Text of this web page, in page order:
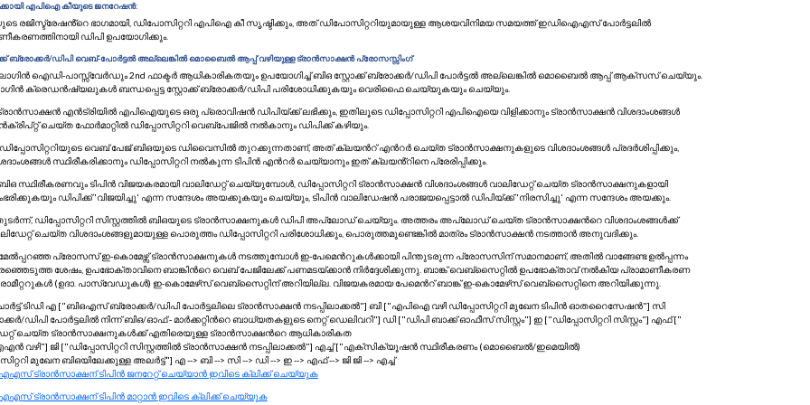
എപിഐ കീയുടെ ജനറേഷൻ:
രജിസ്ട്രേഷൻ്റെ ഭാഗമായി, ഡിപോസിറ്ററി എപിഐ കീ സൃഷ്ടിക്കും, അത് ഡിപോസിറ്ററിയുമായുള്ള ആശയവിനിമയ സമയത്ത് ഇഡിഐഎസ് പോർട്ടലിൽ
ഡിപി ഉപയോഗിക്കും.
ബ്രോക്കർ/ഡിപി വെബ്-പോർട്ടൽ അല്ലെങ്കിൽ മൊബൈൽ ആപ്പ് വഴിയുള്ള ട്രാൻസാക്ഷൻ പ്രോസസ്സിംഗ്
ഐഡി-പാസ്സ്‌വേർഡും 2nd ഫാക്ടർ ആധികാരികതയും ഉപയോഗിച്ച് ബിഒ സ്റ്റോക്ക് ബ്രോക്കർ/ഡിപി പോർട്ടൽ അല്ലെങ്കിൽ മൊബൈൽ ആപ്പ് ആക്സസ് ചെയ്യും.
ക്രെഡൻഷ്യലുകൾ ബന്ധപ്പെട്ട സ്റ്റോക്ക് ബ്രോക്കർ/ഡിപി പരിശോധിക്കുകയും വെരിഫൈ ചെയ്യുകയും ചെയ്യും.
എൻട്രിയിൽ എപിഐയുടെ ഒരു പ്രൊവിഷൻ ഡിപിയ്ക്ക് ലഭിക്കും, ഇതിലൂടെ ഡിപ്പോസിറ്ററി എപിഐയെ വിളിക്കാനും ട്രാൻസാക്ഷൻ വിശദാംശങ്ങൾ
ചെയ്ത ഫോർമാറ്റിൽ ഡിപ്പോസിറ്ററി വെബ്‌പേജിൽ നൽകാനും ഡിപിക്ക് കഴിയും.
ഡിപ്പോസിറ്ററിയുടെ വെബ് പേജ് ബിഒയുടെ ഡിവൈസിൽ തുറക്കുന്നതാണ്, അത് ക്ലയന്‍റ് എന്‍റർ ചെയ്ത ട്രാൻസാക്ഷനുകളുടെ വിശദാംശങ്ങൾ പ്രദർശിപ്പിക്കും,
സ്ഥിരീകരിക്കാനും ഡിപ്പോസിറ്ററി നൽകുന്ന ടിപിൻ എന്‍റർ ചെയ്യാനും ഇത് ക്ലയൻ്റിനെ പ്രേരിപ്പിക്കും.
ബിഒ സ്ഥിരീകരണവും ടിപിൻ വിജയകരമായി വാലിഡേറ്റ് ചെയ്യുമ്പോൾ, ഡിപ്പോസിറ്ററി ട്രാൻസാക്ഷൻ വിശദാംശങ്ങൾ വാലിഡേറ്റ് ചെയ്ത ട്രാൻസാക്ഷനുകളായി
ഡിപിക്ക് 'വിജയിച്ചു' എന്ന സന്ദേശം അയക്കുകയും ചെയ്യും, ടിപിൻ വാലിഡേഷൻ പരാജയപ്പെട്ടാൽ ഡിപിയ്ക്ക് 'നിരസിച്ചു' എന്ന സന്ദേശം അയക്കും.
ഡിപ്പോസിറ്ററി സിസ്റ്റത്തിൽ ബിഒയുടെ ട്രാൻസാക്ഷനുകൾ ഡിപി അപ്‌ലോഡ് ചെയ്യും. അത്തരം അപ്‌ലോഡ് ചെയ്ത ട്രാൻസാക്ഷന്‍റെ വിശദാംശങ്ങൾക്ക്
ചെയ്ത വിശദാംശങ്ങളുമായുള്ള പൊരുത്തം ഡിപ്പോസിറ്ററി പരിശോധിക്കും, പൊരുത്തമുണ്ടെങ്കിൽ മാത്രം ട്രാൻസാക്ഷൻ നടത്താൻ അനുവദിക്കും.
മേൽപ്പറഞ്ഞ പ്രോസസ് ഇ-കൊമേഴ്സ് ട്രാൻസാക്ഷനുകൾ നടത്തുമ്പോൾ ഇ-പേമെന്‍റുകൾക്കായി പിന്തുടരുന്ന പ്രോസസിന് സമാനമാണ്, അതിൽ വാങ്ങേണ്ട ഉൽപ്പന്നം
ശേഷം, ഉപഭോക്താവിനെ ബാങ്കിന്‍റെ വെബ് പേജിലേക്ക് പണമടയ്ക്കാൻ നിർദ്ദേശിക്കുന്നു. ബാങ്ക് വെബ്‌സൈറ്റിൽ ഉപഭോക്താവ് നൽകിയ പ്രാമാണീകരണ
(ഉദാ. പാസ്‌വേഡുകൾ) ഇ-കൊമേഴ്‌സ് വെബ്‌സൈറ്റിന് അറിയില്ല. വിജയകരമായ പേമെന്‍റ് ബാങ്ക് ഇ-കൊമേഴ്‌സ് വെബ്‌സൈറ്റിനെ അറിയിക്കുന്നു.
ടിഡി എ ["ബിഒഎസ് ബ്രോക്കർ/ഡിപി പോർട്ടലിലെ ട്രാൻസാക്ഷൻ നടപ്പിലാക്കൽ"] ബി ["എപിഐ വഴി ഡിപ്പോസിറ്ററി മുഖേന ടിപിൻ ഓതറൈസേഷൻ"] സി
ഡിപി പോർട്ടലിൽ നിന്ന് ബിഒ/ഓഫ് ‐ മാർക്കറ്റിന്‍റെ ബാധ്യതകളുടെ നെറ്റ് ഡെലിവറി"] ഡി ["ഡിപി ബാക്ക് ഓഫീസ് സിസ്റ്റം"] ഇ ["ഡിപ്പോസിറ്ററി സിസ്റ്റം"] എഫ് ["
ചെയ്ത ട്രാൻസാക്ഷനുകൾക്ക് എതിരെയുള്ള ട്രാൻസാക്ഷന്‍റെ ആധികാരികത
വഴി"] ജി ["ഡിപ്പോസിറ്ററി സിസ്റ്റത്തിൽ ട്രാൻസാക്ഷൻ നടപ്പിലാക്കൽ"] എച്ച് ["എക്സിക്യൂഷൻ സ്ഥിരീകരണം (മൊബൈൽ/ഇമെയിൽ)
മുഖേന ബിഒയിലേക്കുള്ള അലർട്ട്"] എ --> ബി --> സി --> ഡി --> ഇ --> എഫ് --> ജി ജി --> എച്ച്
ട്രാൻസാക്ഷന് ടിപിൻ ജനറേറ്റ് ചെയ്യാൻ ഇവിടെ ക്ലിക്ക് ചെയ്യുക
ട്രാൻസാക്ഷന് ടിപിൻ മാറ്റാൻ ഇവിടെ ക്ലിക്ക് ചെയ്യുക